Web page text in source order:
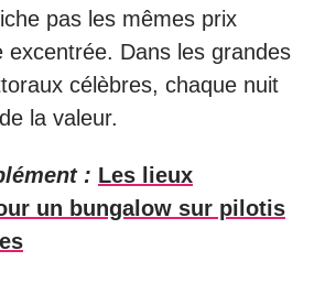
pas les mêmes prix
excentrée. Dans les grandes
célèbres, chaque nuit
la valeur.
: Les lieux
un bungalow sur pilotis